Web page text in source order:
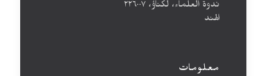
ندوة العلماء، لكناؤ، ۲۲٦۰۰۷
الهند
معلومات